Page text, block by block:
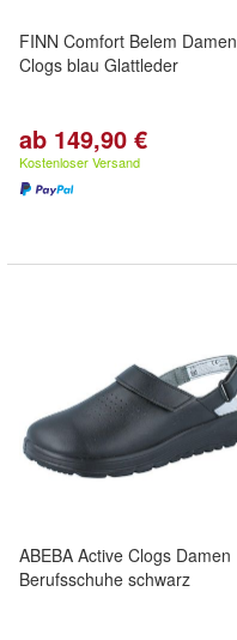
FINN Comfort Belem Damen
Clogs blau Glattleder
ab 149,90 €
Kostenloser Versand
ABEBA Active Clogs Damen
Berufsschuhe schwarz